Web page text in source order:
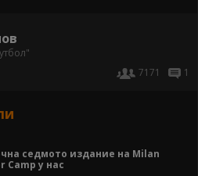
7171
1
седмото издание на Milan
Camp у нас